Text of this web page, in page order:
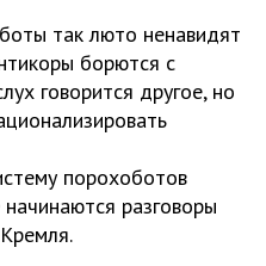
так люто ненавидят
борются с
говорится другое, но
порохоботов
разговоры